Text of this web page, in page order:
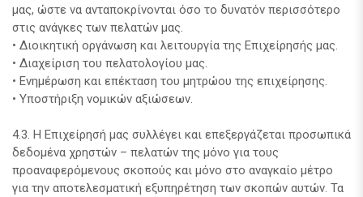
μας, ώστε να ανταποκρίνονται όσο το δυνατόν περισσότερο
στις ανάγκες των πελατών μας.
• Διοικητική οργάνωση και λειτουργία της Επιχείρησής μας.
• Διαχείριση του πελατολογίου μας.
• Ενημέρωση και επέκταση του μητρώου της επιχείρησης.
• Υποστήριξη νομικών αξιώσεων.
4.3. Η Επιχείρησή μας συλλέγει και επεξεργάζεται προσωπικά
δεδομένα χρηστών – πελατών της μόνο για τους
προαναφερόμενους σκοπούς και μόνο στο αναγκαίο μέτρο
για την αποτελεσματική εξυπηρέτηση των σκοπών αυτών. Τα